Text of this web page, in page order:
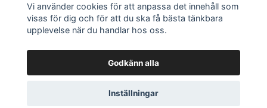
utbud av Pokémon och samlarkort (TCG).
Vi använder cookies för att anpassa det innehåll som
visas för dig och för att du ska få bästa tänkbara
upplevelse när du handlar hos oss.
Godkänn alla
Inställningar